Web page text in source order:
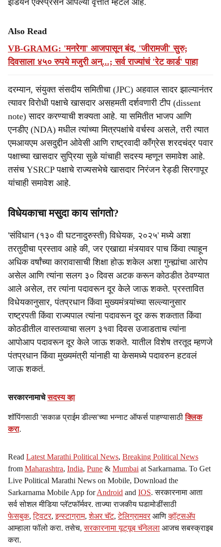
इंडियन एक्स्प्रेसनं आपल्या वृत्तात म्हटलं आहे.
Also Read
VB-GRAMG: 'मनरेगा' आजपासून बंद, 'जीरामजी' सुरु;
दिवसाला ४५० रुपये मजुरी अन्...; सर्व राज्यांचं 'रेट कार्ड' पाहा
दरम्यान, संयुक्त संसदीय समितीचा (JPC) अहवाल सादर झाल्यानंतर
त्यावर विरोधी पक्षाचे खासदार असहमती दर्शवणारी टीप (dissent
note) सादर करण्याची शक्यता आहे. या समितीत भाजप आणि
एनडीए (NDA) मधील त्यांच्या मित्रपक्षांचे वर्चस्व असले, तरी त्यात
एमआयएम असदुद्दीन ओवेसी आणि राष्ट्रवादी काँग्रेस शरदचंद्र पवार
पक्षाच्या खासदार सुप्रिया सुळे यांचाही सदस्य म्हणून समावेश आहे.
तसंच YSRCP पक्षाचे राज्यसभेचे खासदार निरंजन रेड्डी सिरगापूर
यांचाही समावेश आहे.
विधेयकाचा मसुदा काय सांगतो?
'संविधान (१३० वी घटनादुरुस्ती) विधेयक, २०२५' मध्ये अशा
तरतुदीचा प्रस्ताव आहे की, जर एखाद्या मंत्र्यावर पाच किंवा त्याहून
अधिक वर्षांच्या कारावासाची शिक्षा होऊ शकेल अशा गुन्ह्यांचा आरोप
असेल आणि त्यांना सलग ३० दिवस अटक करून कोठडीत ठेवण्यात
आले असेल, तर त्यांना पदावरून दूर केले जाऊ शकते. प्रस्तावित
विधेयकानुसार, पंतप्रधान किंवा मुख्यमंत्र्यांच्या सल्ल्यानुसार
राष्ट्रपती किंवा राज्यपाल त्यांना पदावरून दूर करू शकतात किंवा
कोठडीतील वास्तव्याचा सलग ३१वा दिवस उजाडताच त्यांना
आपोआप पदावरून दूर केले जाऊ शकते. यातील विशेष तरतूद म्हणजे
पंतप्रधान किंवा मुख्यमंत्री यांनाही या केसमध्ये पदावरुन हटवलं
जाऊ शकतं.
सरकारनामाचेसदस्य व्हा
शॉपिंगसाठी 'सकाळ प्राईम डील्स'च्या भन्नाट ऑफर्स पाहण्यासाठीक्लिक
करा.
Read Latest Marathi Political News, Breaking Political News
from Maharashtra, India, Pune & Mumbai at Sarkarnama. To Get
Live Political Marathi News on Mobile, Download the
Sarkarnama Mobile App forAndroid and IOS. सरकारनामा आता
सर्व सोशल मीडिया प्लॅटफॉर्मवर. ताज्या राजकीय घडामोडींसाठी
फेसबुक,ट्विटर,इन्स्टाग्राम,शेअर चॅट,टेलिग्रामवर आणिव्हॉट्सॲप
आम्हाला फॉलो करा. तसेच,सरकारनामा यूट्यूब चॅनेलला आजच सबस्क्राइब
करा.